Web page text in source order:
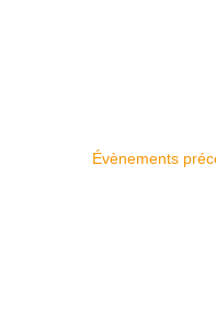
Évènements